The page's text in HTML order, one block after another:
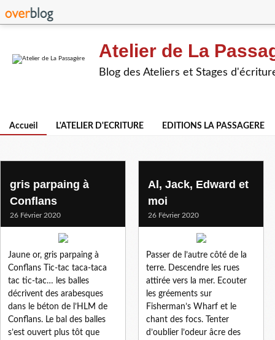
Atelier de La
Blog des Ateliers et Stages
Accueil L'ATELIER D'ECRITURE EDITIONS LA PASSAGERE
gris parpaing à
Conflans
26 Février 2020
Jaune or, gris parpaing à
Conflans Tic-tac taca-taca
tac tic-tac… les balles
décrivent des arabesques
dans le béton de l’HLM de
Conflans. Le bal des balles
s’est ouvert plus tôt que
Al, Jack, Edward et
moi
26 Février 2020
Passer de l’autre côté de la
terre. Descendre les rues
attirée vers la mer. Ecouter
les gréements sur
Fisherman’s Wharf et le
chant des focs. Tenter
d’oublier l’odeur âcre des